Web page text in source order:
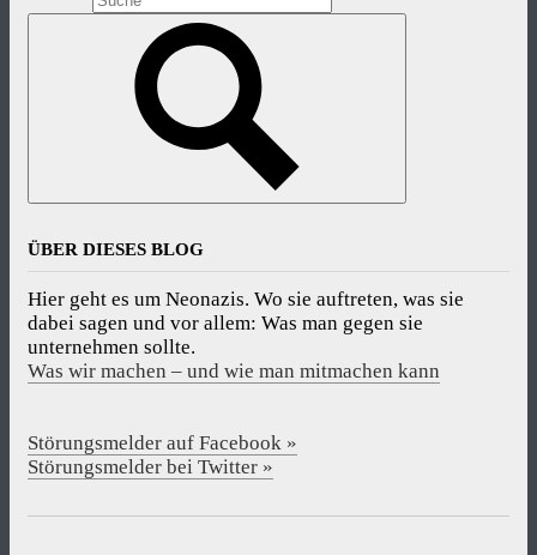
ÜBER DIESES BLOG
Hier geht es um Neonazis. Wo sie auftreten, was sie
dabei sagen und vor allem: Was man gegen sie
unternehmen sollte.
Was wir machen – und wie man mitmachen kann
Störungsmelder auf Facebook »
Störungsmelder bei Twitter »